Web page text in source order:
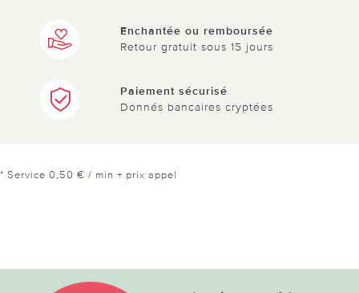
Enchantée ou remboursée
Retour gratuit sous 15 jours
Paiement sécurisé
Donnés bancaires cryptées
* Service 0,50 € / min + prix appel